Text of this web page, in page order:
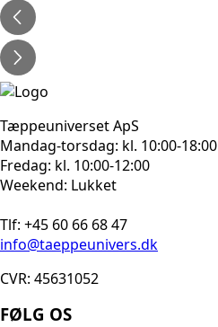
Tæppeuniverset ApS
Mandag-torsdag: kl. 10:00-18:00
Fredag: kl. 10:00-12:00
Weekend: Lukket
Tlf: +45 60 66 68 47
info@taeppeunivers.dk
CVR: 45631052
FØLG OS